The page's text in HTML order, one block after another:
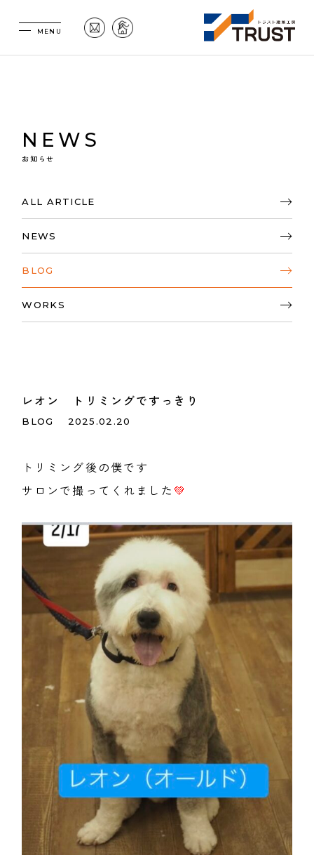
NEWS
お知らせ
ALL ARTICLE
NEWS
BLOG
WORKS
レオン トリミングですっきり
BLOG 2025.02.20
トリミング後の僕です
サロンで撮ってくれました 💚